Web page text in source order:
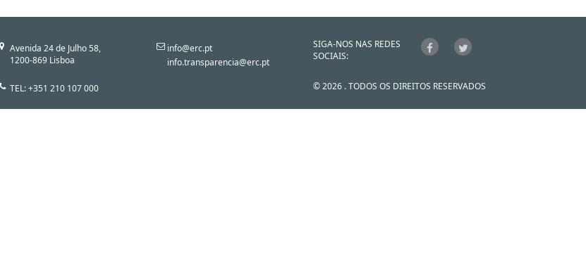
Avenida 24 de Julho 58,
1200-869 Lisboa
TEL: +351 210 107 000
info@erc.pt
info.transparencia@erc.pt
SIGA-NOS NAS REDES
SOCIAIS:
© 2026 . TODOS OS DIREITOS RESERVADOS